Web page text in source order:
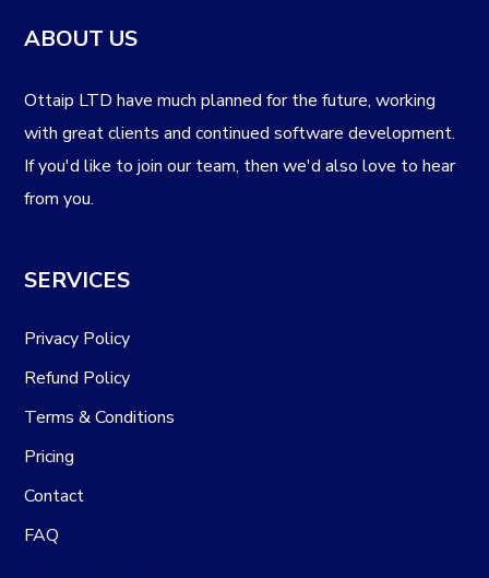
ABOUT US
Ottaip LTD have much planned for the future, working
with great clients and continued software development.
If you'd like to join our team, then we'd also love to hear
from you.
SERVICES
Privacy Policy
Refund Policy
Terms & Conditions
Pricing
Contact
FAQ